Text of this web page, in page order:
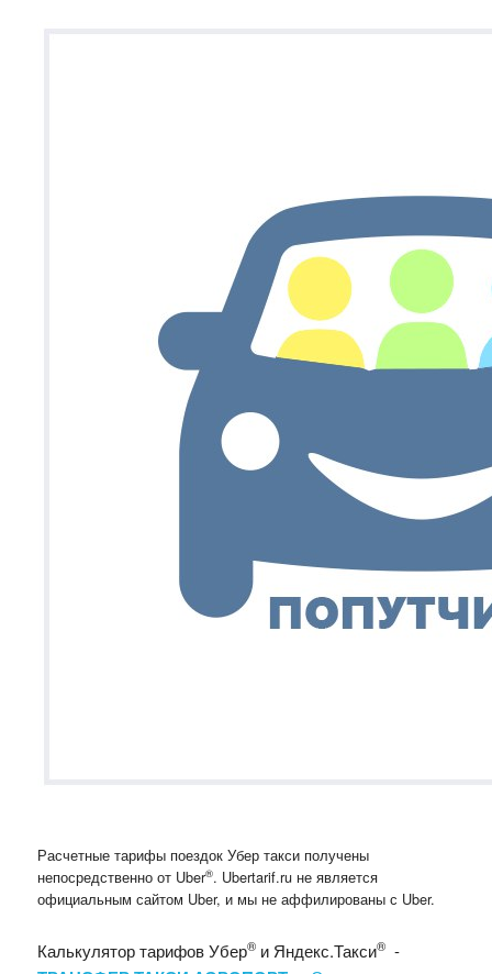
Расчетные тарифы поездок Убер такси получены
непосредственно от Uber®. Ubertarif.ru не является
официальным сайтом Uber, и мы не аффилированы с Uber.
Калькулятор тарифов Убер®и Яндекс.Такси® -